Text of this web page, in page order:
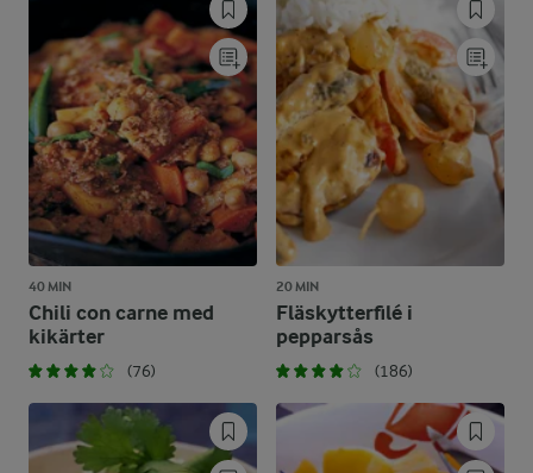
40 MIN
Chili con carne med
kikärter
(76)
20 MIN
Fläskytterfilé i
pepparsås
(186)